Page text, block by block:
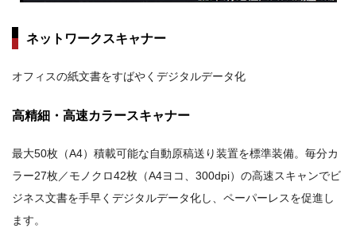
ネットワークスキャナー
オフィスの紙文書をすばやくデジタルデータ化
高精細・高速カラースキャナー
最大50枚（A4）積載可能な自動原稿送り装置を標準装備。毎分カ
ラー27枚／モノクロ42枚（A4ヨコ、300dpi）の高速スキャンでビ
ジネス文書を手早くデジタルデータ化し、ペーパーレスを促進し
ます。